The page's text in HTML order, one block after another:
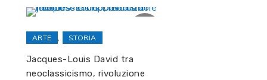
ARTE , STORIA
Jacques-Louis David tra
neoclassicismo, rivoluzione